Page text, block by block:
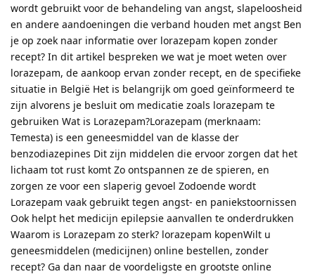
wordt gebruikt voor de behandeling van angst, slapeloosheid
en andere aandoeningen die verband houden met angst Ben
je op zoek naar informatie over lorazepam kopen zonder
recept? In dit artikel bespreken we wat je moet weten over
lorazepam, de aankoop ervan zonder recept, en de specifieke
situatie in België Het is belangrijk om goed geïnformeerd te
zijn alvorens je besluit om medicatie zoals lorazepam te
gebruiken Wat is Lorazepam?Lorazepam (merknaam:
Temesta) is een geneesmiddel van de klasse der
benzodiazepines Dit zijn middelen die ervoor zorgen dat het
lichaam tot rust komt Zo ontspannen ze de spieren, en
zorgen ze voor een slaperig gevoel Zodoende wordt
Lorazepam vaak gebruikt tegen angst- en paniekstoornissen
Ook helpt het medicijn epilepsie aanvallen te onderdrukken
Waarom is Lorazepam zo sterk? lorazepam kopenWilt u
geneesmiddelen (medicijnen) online bestellen, zonder
recept? Ga dan naar de voordeligste en grootste online